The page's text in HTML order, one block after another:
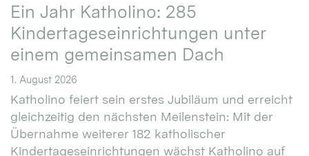
Ein Jahr Katholino: 285
Kindertageseinrichtungen unter
einem gemeinsamen Dach
1. August 2026
Katholino feiert sein erstes Jubiläum und erreicht
gleichzeitig den nächsten Meilenstein: Mit der
Übernahme weiterer 182 katholischer
Kindertageseinrichtungen wächst Katholino auf